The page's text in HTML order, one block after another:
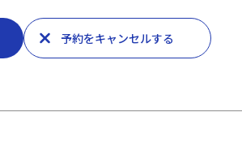
予約をキャンセルする